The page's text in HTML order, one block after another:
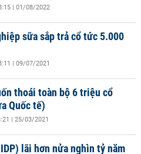
| 01/08/2022
sữa sắp trả cổ tức 5.000
| 09/07/2021
thoái toàn bộ 6 triệu cổ
Quốc tế)
| 25/03/2021
lãi hơn nửa nghìn tỷ năm